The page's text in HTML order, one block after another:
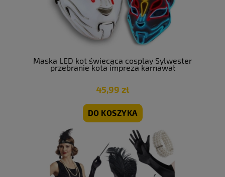
Maska LED kot świecąca cosplay Sylwester
przebranie kota impreza karnawał
45,99 zł
DO KOSZYKA